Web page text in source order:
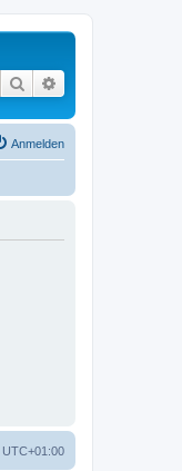
Suche
Anmelden
UTC+01:00